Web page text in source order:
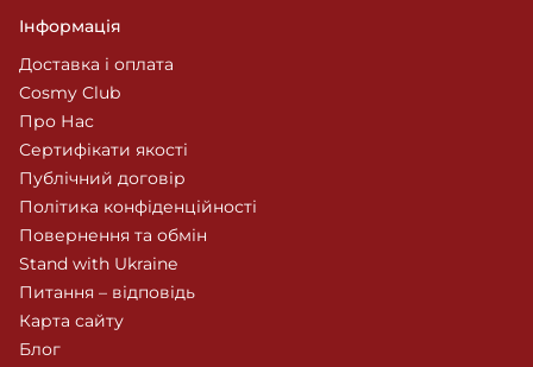
Інформація
Доставка і оплата
Cosmy Club
Про Нас
Сертифікати якості
Публічний договір
Політика конфіденційності
Повернення та обмін
Stand with Ukraine
Питання – відповідь
Карта сайту
Блог